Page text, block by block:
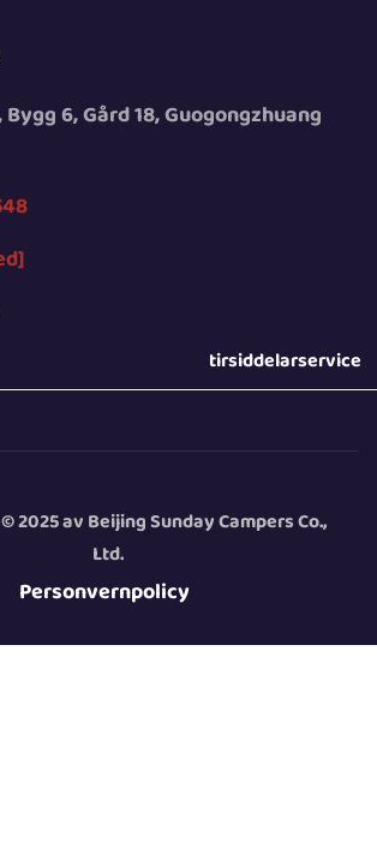
Bygg 6, Gård 18, Guogongzhuang
tirsiddelarservice
2025 av Beijing Sunday Campers Co.,
Ltd.
Personvernpolicy